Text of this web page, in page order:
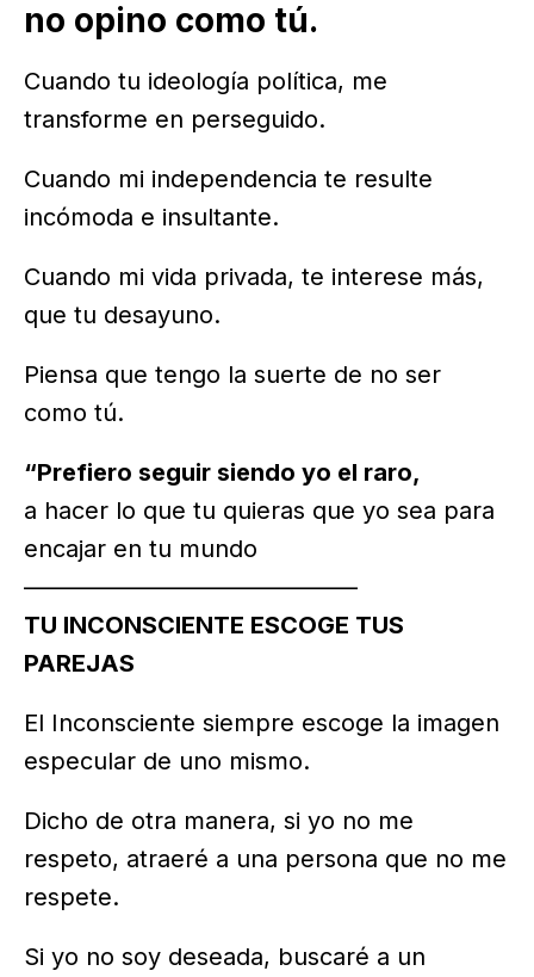
no opino como tú.
Cuando tu ideología política, me
transforme en perseguido.
Cuando mi independencia te resulte
incómoda e insultante.
Cuando mi vida privada, te interese más,
que tu desayuno.
Piensa que tengo la suerte de no ser
como tú.
“Prefiero seguir siendo yo el raro,
a hacer lo que tu quieras que yo sea para
encajar en tu mundo
——————————————
TU INCONSCIENTE ESCOGE TUS
PAREJAS
El Inconsciente siempre escoge la imagen
especular de uno mismo.
Dicho de otra manera, si yo no me
respeto, atraeré a una persona que no me
respete.
Si yo no soy deseada, buscaré a un